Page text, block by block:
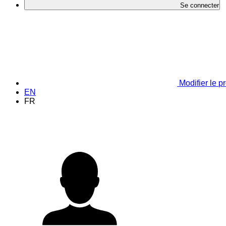
Se connecter
Modifier le
EN
FR